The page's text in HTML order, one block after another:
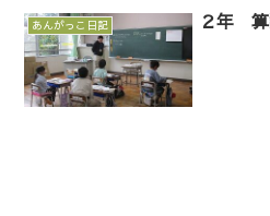
あんがっこ日記 ２年 算